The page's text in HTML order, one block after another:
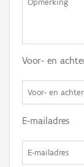
Voor- en
E-mailadres